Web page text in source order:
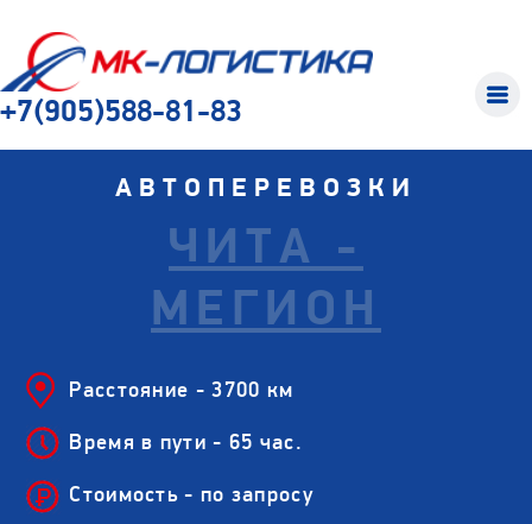
+7(905)588-81-83
АВТОПЕРЕВОЗКИ
ЧИТА -
МЕГИОН
Расстояние - 3700 км
Время в пути - 65 час.
Стоимость - по запросу